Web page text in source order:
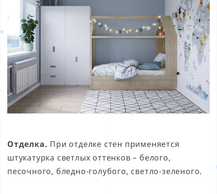
Отделка. При отделке стен применяется
штукатурка светлых оттенков – белого,
песочного, бледно-голубого, светло-зеленого.